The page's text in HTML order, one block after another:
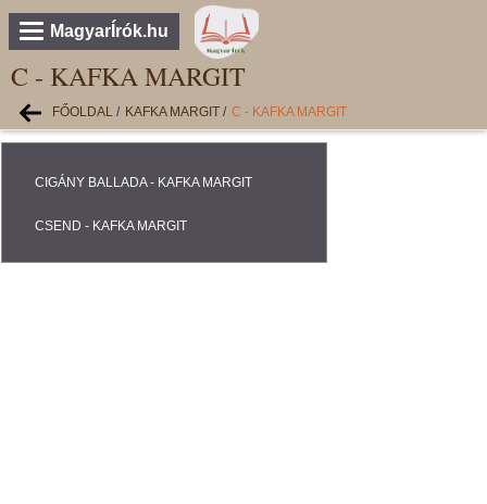
MagyarÍrók.hu
C - KAFKA MARGIT
FŐOLDAL / KAFKA MARGIT / C - KAFKA MARGIT
CIGÁNY BALLADA - KAFKA MARGIT
CSEND - KAFKA MARGIT